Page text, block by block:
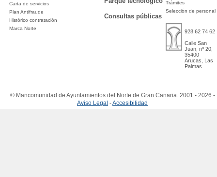
Carta de servicios
Plan Antifraude
Histórico contratación
Marca Norte
Consultas públicas
Trámites
Selección de personal
928 62 74 62
Calle San
Juan, nº 20,
35400
Arucas, Las
Palmas
© Mancomunidad de Ayuntamientos del Norte de Gran Canaria. 2001 - 2026 -
Aviso Legal -Accesibilidad